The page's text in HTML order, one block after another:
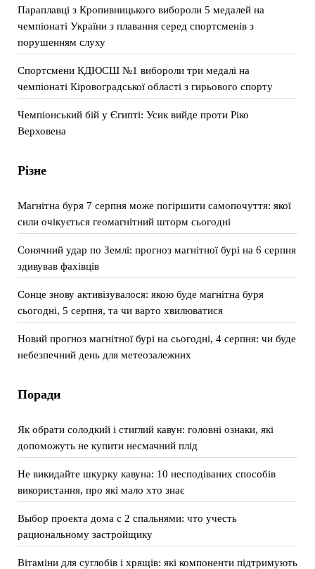
Параплавці з Кропивницького вибороли 5 медалей на
чемпіонаті України з плавання серед спортсменів з
порушенням слуху
Спортсмени КДЮСШ №1 вибороли три медалі на
чемпіонаті Кіровоградської області з гирьового спорту
Чемпіонський бій у Єгипті: Усик вийде проти Ріко
Верховена
Різне
Магнітна буря 7 серпня може погіршити самопочуття: якої
сили очікується геомагнітний шторм сьогодні
Сонячний удар по Землі: прогноз магнітної бурі на 6 серпня
здивував фахівців
Сонце знову активізувалося: якою буде магнітна буря
сьогодні, 5 серпня, та чи варто хвилюватися
Новий прогноз магнітної бурі на сьогодні, 4 серпня: чи буде
небезпечний день для метеозалежних
Поради
Як обрати солодкий і стиглий кавун: головні ознаки, які
допоможуть не купити несмачний плід
Не викидайте шкурку кавуна: 10 несподіваних способів
використання, про які мало хто знає
Выбор проекта дома с 2 спальнями: что учесть
рациональному застройщику
Вітаміни для суглобів і хрящів: які компоненти підтримують